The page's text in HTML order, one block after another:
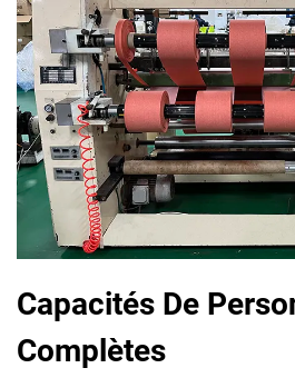
Capacités De
Complètes